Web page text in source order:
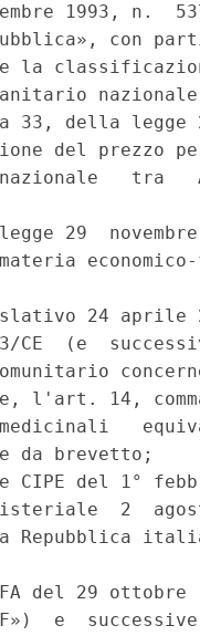
1993, n.
con
la
33, della legge
del
tra
29
24 aprile
CE  (e
l'art. 14,
da brevetto;
CIPE del 1°
2
Repubblica
del 29 ottobre
e